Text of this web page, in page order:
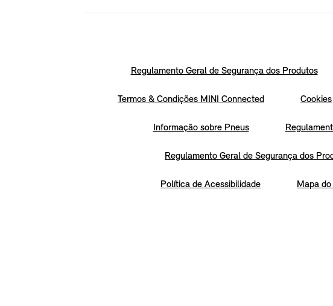
Regulamento Geral de Segurança dos Produtos
Termos & Condições MINI Connected Cookies
Informação sobre Pneus
Regulamento Geral de Segurança dos
Política de Acessibilidade Mapa